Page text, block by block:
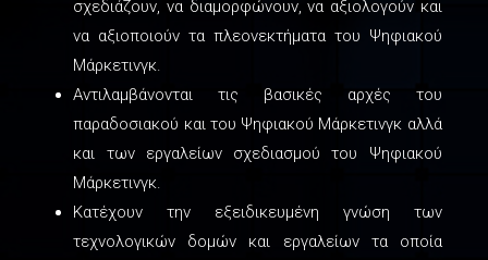
σχεδιάζουν, να διαμορφώνουν, να αξιολογούν και
να αξιοποιούν τα πλεονεκτήματα του Ψηφιακού
Μάρκετινγκ.
Αντιλαμβάνονται τις βασικές αρχές του
παραδοσιακού και του Ψηφιακού Μάρκετινγκ αλλά
και των εργαλείων σχεδιασμού του Ψηφιακού
Μάρκετινγκ.
Κατέχουν την εξειδικευμένη γνώση των
τεχνολογικών δομών και εργαλείων τα οποία